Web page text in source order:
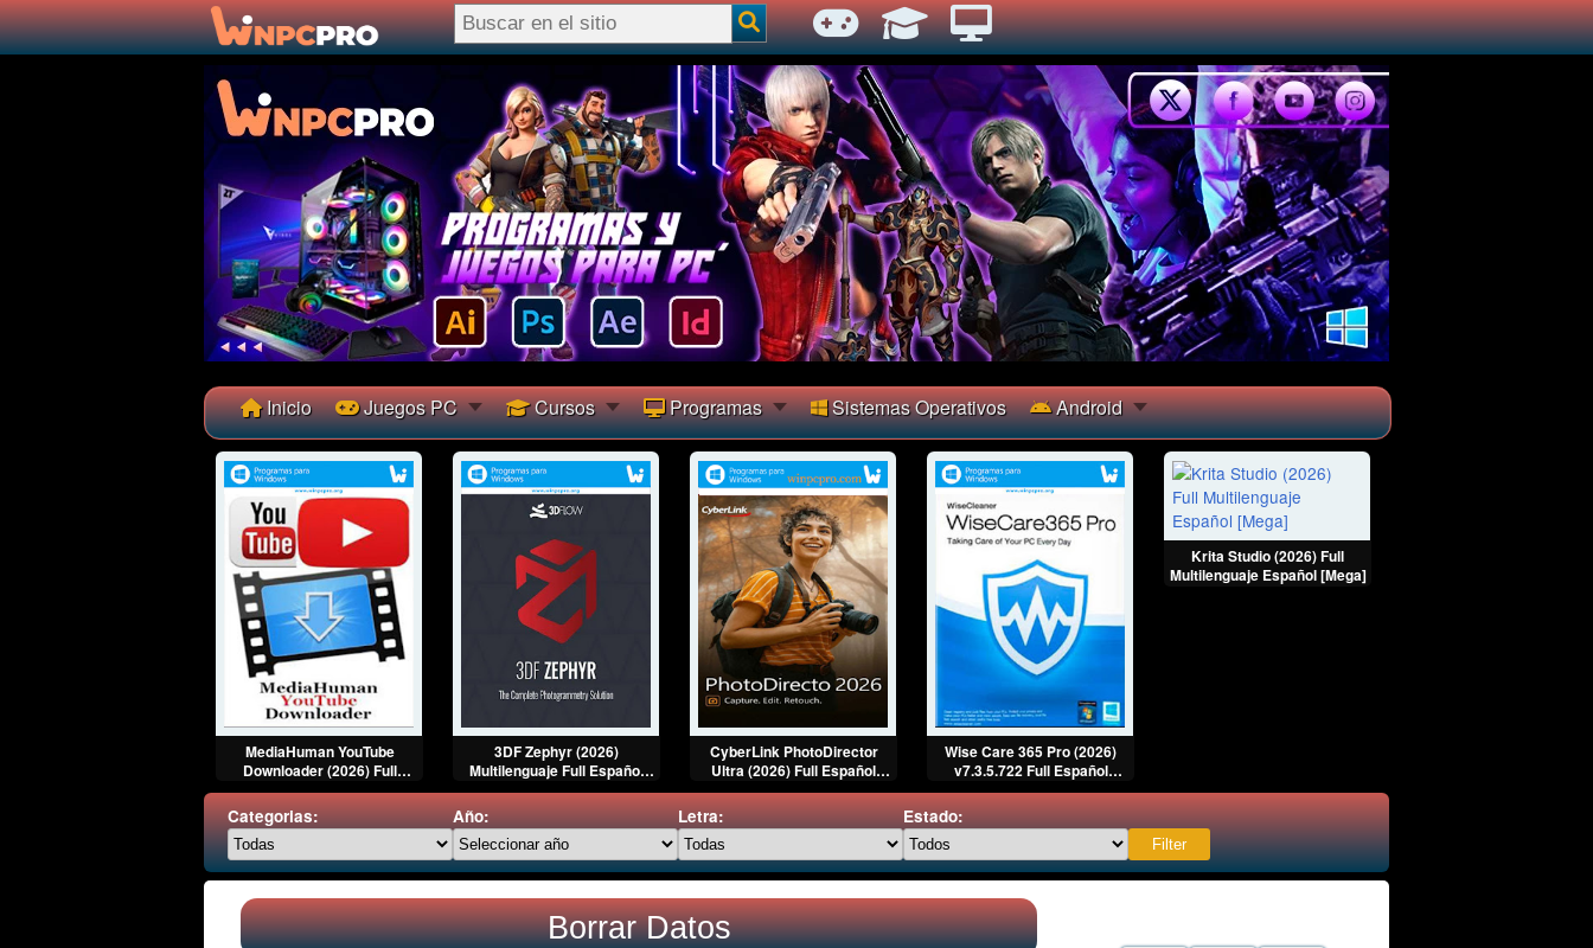
Inicio Juegos PC Cursos Programas Sistemas Operativos Android
MediaHuman YouTube
Downloader (2026) Full
Español [Mega]
3DF Zephyr (2026)
Multilenguaje Full Español
[Mega]
CyberLink PhotoDirector
Ultra (2026) Full Español
[Mega]
Wise Care 365 Pro (2026)
v7.3.5.722 Full Español
[Mega]
Krita Studio (2026) Full
Multilenguaje Español [Mega]
Categorias: Año: Letra: Estado:
Borrar Datos